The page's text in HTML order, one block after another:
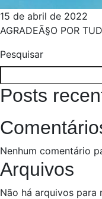
15 de abril de 2022
AGRADEÃ§O POR
Pesquisar
Posts
Nenhum comentário
Arquivos
Não há arquivos para